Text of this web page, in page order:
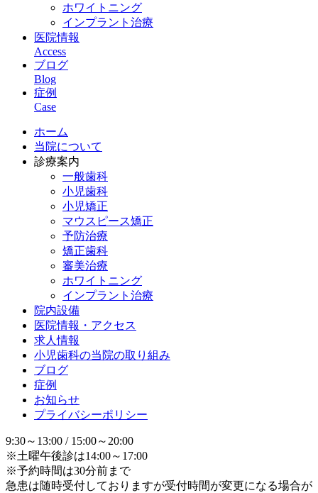
ホワイトニング
インプラント治療
医院情報
Access
ブログ
Blog
症例
Case
ホーム
当院について
診療案内
一般歯科
小児歯科
小児矯正
マウスピース矯正
予防治療
矯正歯科
審美治療
ホワイトニング
インプラント治療
院内設備
医院情報・アクセス
求人情報
小児歯科の当院の取り組み
ブログ
症例
お知らせ
プライバシーポリシー
9:30～13:00 / 15:00～20:00
※土曜午後診は14:00～17:00
※予約時間は30分前まで
急患は随時受付しておりますが受付時間が変更になる場合が